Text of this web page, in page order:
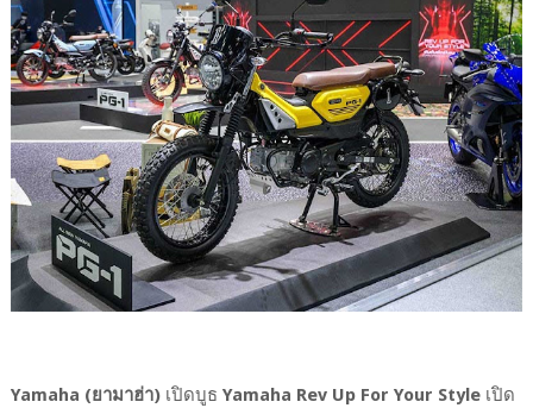
Yamaha (ยามาฮ่า)เปิดบูธ Yamaha Rev Up For Your Styleเปิด